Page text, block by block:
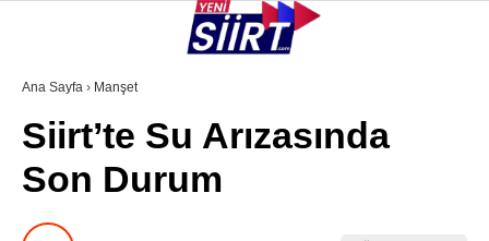
KURTALAN
ERUH
Ana Sayfa › Manşet
Siirt’te Su Arızasında
Son Durum